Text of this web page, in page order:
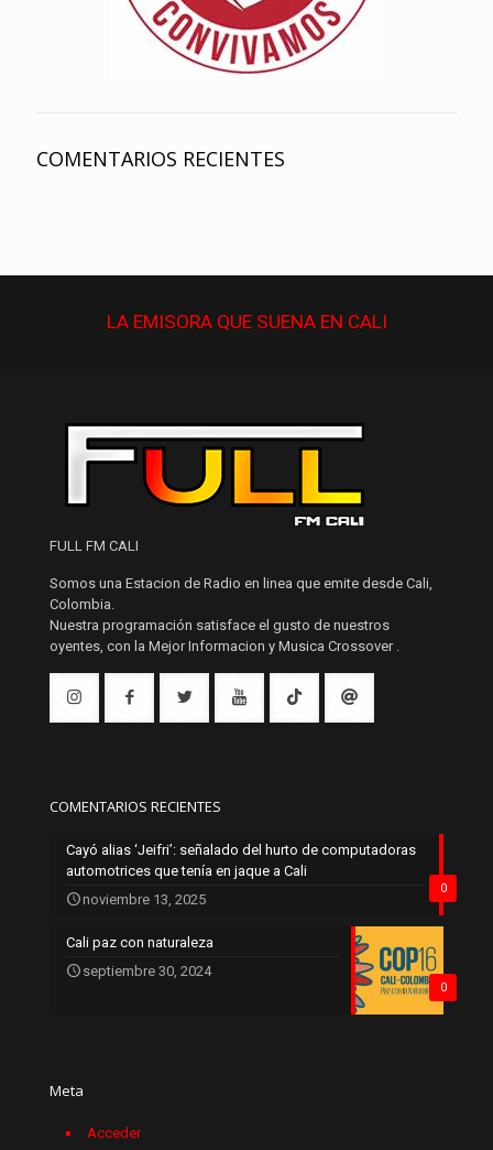
COMENTARIOS RECIENTES
LA EMISORA QUESUENAEN CALI
FULL FM CALI
Somos una Estacion de Radio en linea que emite desde Cali,
Colombia.
Nuestra programación satisface el gusto de nuestros
oyentes, con la Mejor Informacion y Musica Crossover .
COMENTARIOS RECIENTES
0
Cayó alias ‘Jeifri’: señalado del hurto de computadoras
automotrices que tenía en jaque a Cali
noviembre 13, 2025
0
Cali paz con naturaleza
septiembre 30, 2024
Meta
Acceder